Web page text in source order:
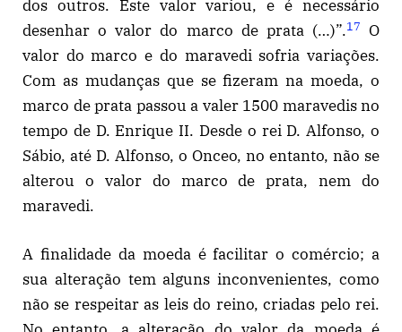
dos outros. Este valor variou, e é necessário
desenhar o valor do marco de prata (…)”.17 O
valor do marco e do maravedi sofria variações.
Com as mudanças que se fizeram na moeda, o
marco de prata passou a valer 1500 maravedis no
tempo de D. Enrique II. Desde o rei D. Alfonso, o
Sábio, até D. Alfonso, o Onceo, no entanto, não se
alterou o valor do marco de prata, nem do
maravedi.
A finalidade da moeda é facilitar o comércio; a
sua alteração tem alguns inconvenientes, como
não se respeitar as leis do reino, criadas pelo rei.